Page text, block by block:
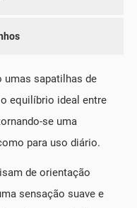
umas sapatilhas de
equilíbrio ideal entre
se uma
para uso diário.
de orientação
sensação suave e